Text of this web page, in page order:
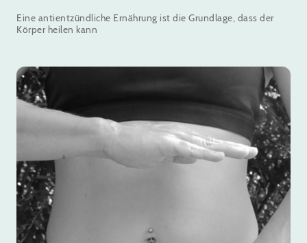
Eine antientzündliche Ernährung ist die Grundlage, dass der
Körper heilen kann